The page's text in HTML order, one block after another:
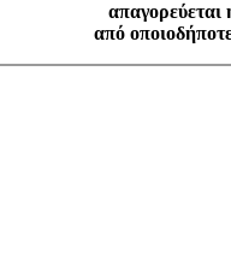
από